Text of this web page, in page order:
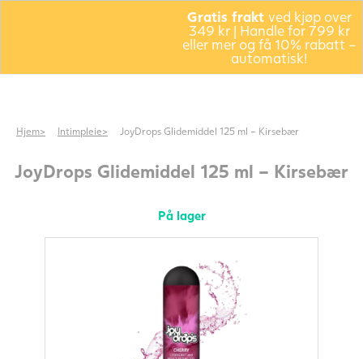
Gratis fraktved kjøp over
349 kr | Handle for 799 kr
eller mer og få 10% rabatt –
automatisk!
Hjem Intimpleie JoyDrops Glidemiddel 125 ml – Kirsebær
JoyDrops Glidemiddel 125 ml – Kirsebær
På lager